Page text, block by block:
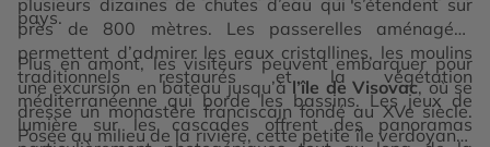
pays.
près de 800 mètres. Les passerelles aménagées
permettent d’admirer les eaux cristallines, les moulins
traditionnels restaurés et la végétation
méditerranéenne qui borde les bassins. Les jeux de
lumière sur les cascades offrent des panoramas
Plus en amont, les visiteurs peuvent embarquer pour
une excursion en bateau jusqu’àl’île de Visovac, où se
dresse un monastère franciscain fondé au XVe siècle.
Posée au milieu de la rivière, cette petite île verdoyante